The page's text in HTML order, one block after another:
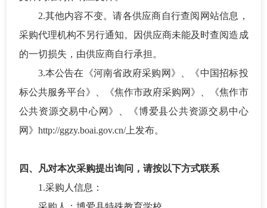
2.其他内容不变。请各供应商自行查阅网站信息，
采购代理机构不另行通知。因供应商未能及时查阅造成
的一切损失，由供应商自行承担。
3.本公告在
《河南省政府采购网》、《中国招标投
标公共服务平台》、《焦作市政府采购网》、《焦作市
公共资源交易中心网》、《博爱县公共资源交易中心
网》 http://ggzy.boai.gov.cn/上发布。
四、凡对本次采购提出询问，请按以下方式联系
1 .采购人信息：